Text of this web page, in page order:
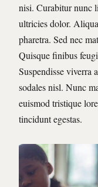
nisi. Curabitur nunc
ultricies dolor.
pharetra. Sed nec
Quisque finibus
Suspendisse viverra
sodales nisl. Nunc
euismod tristique
tincidunt egestas.